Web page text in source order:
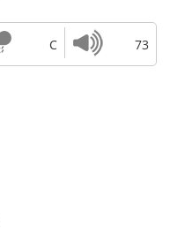
C 73